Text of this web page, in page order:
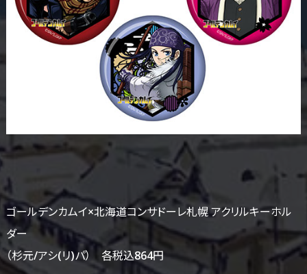
ゴールデンカムイ×北海道コンサドーレ札幌 アクリルキーホル
ダー
（杉元/アシ(リ)パ） 各税込864円